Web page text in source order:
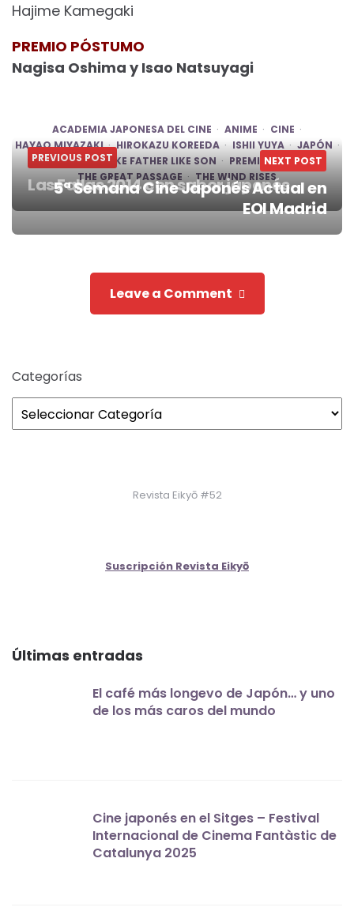
Hajime Kamegaki
PREMIO PÓSTUMO
Nagisa Oshima y Isao Natsuyagi
ACADEMIA JAPONESA DEL CINE ANIME
CINE
HAYAO MIYAZAKI
HIROKAZU KOREEDA ISHII YUYA
JAPÓN
JOE HISASHI
LIKE FATHER LIKE SON PREMIOS
SLIDE
THE GREAT PASSAGE
THE WIND RISES
Post
navigation
PREVIOUS POST
Las Fallas 2014 con sabor japonés
NEXT POST
5ª Semana Cine Japonés Actual en
EOI Madrid
Leave a Comment
Categorías
Revista Eikyō #52
Suscripción Revista Eikyō
Últimas entradas
El café más longevo de Japón… y uno
de los más caros del mundo
Cine japonés en el Sitges – Festival
Internacional de Cinema Fantàstic de
Catalunya 2025